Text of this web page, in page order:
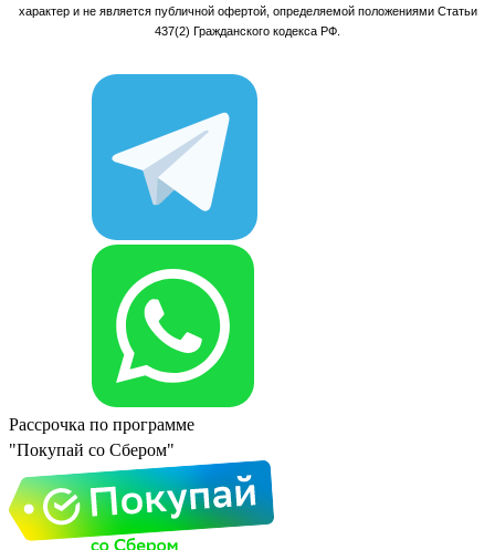
характер и не является публичной офертой, определяемой положениями Статьи
437(2) Гражданского кодекса РФ.
Рассрочка по программе
"Покупай со Сбером"